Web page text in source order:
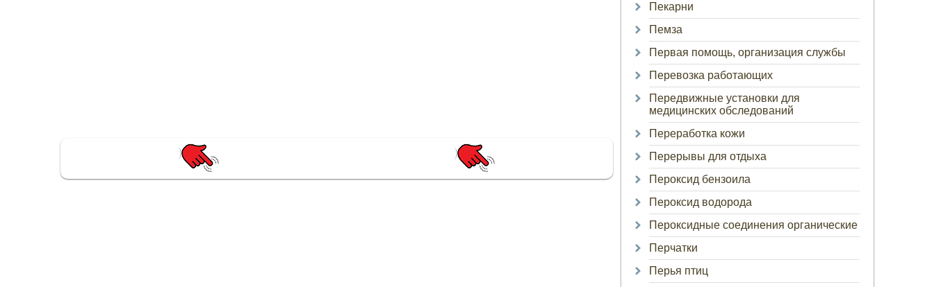
Пекарни
Пемза
Первая помощь, организация службы
Перевозка работающих
Передвижные установки для
медицинских обследований
Переработка кожи
Перерывы для отдыха
Пероксид бензоила
Пероксид водорода
Пероксидные соединения органические
Перчатки
Перья птиц